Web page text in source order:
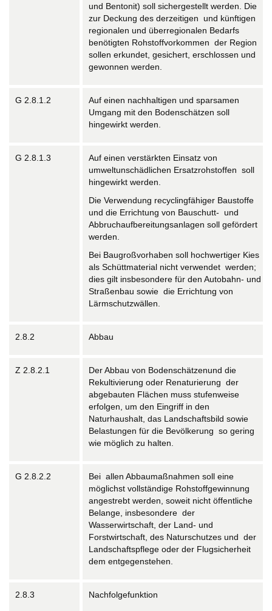
und Bentonit) soll sichergestellt werden. Die
zur Deckung des derzeitigen und künftigen
regionalen und überregionalen Bedarfs
benötigten Rohstoffvorkommen der Region
sollen erkundet, gesichert, erschlossen und
gewonnen werden.
G 2.8.1.2
Auf einen nachhaltigen und sparsamen
Umgang mit den Bodenschätzen soll
hingewirkt werden.
G 2.8.1.3
Auf einen verstärkten Einsatz von
umweltunschädlichen Ersatzrohstoffen soll
hingewirkt werden.
Die Verwendung recyclingfähiger Baustoffe
und die Errichtung von Bauschutt- und
Abbruchaufbereitungsanlagen soll gefördert
werden.
Bei Baugroßvorhaben soll hochwertiger Kies
als Schüttmaterial nicht verwendet werden;
dies gilt insbesondere für den Autobahn- und
Straßenbau sowie die Errichtung von
Lärmschutzwällen.
2.8.2 Abbau
Z 2.8.2.1
Der Abbau von Bodenschätzenund die
Rekultivierung oder Renaturierung der
abgebauten Flächen muss stufenweise
erfolgen, um den Eingriff in den
Naturhaushalt, das Landschaftsbild sowie
Belastungen für die Bevölkerung so gering
wie möglich zu halten.
G 2.8.2.2
Bei allen Abbaumaßnahmen soll eine
möglichst vollständige Rohstoffgewinnung
angestrebt werden, soweit nicht öffentliche
Belange, insbesondere der
Wasserwirtschaft, der Land- und
Forstwirtschaft, des Naturschutzes und der
Landschaftspflege oder der Flugsicherheit
dem entgegenstehen.
2.8.3 Nachfolgefunktion